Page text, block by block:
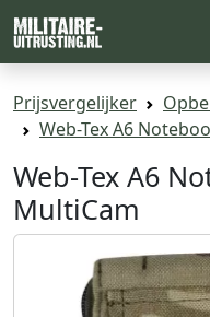
Prijsvergelijker
Web-Tex A6
Web-Tex A6
MultiCam